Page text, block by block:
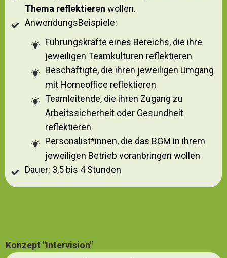
Thema reflektieren wollen.
AnwendungsBeispiele:
Führungskräfte eines Bereichs, die ihre
jeweiligen Teamkulturen reflektieren
Beschäftigte, die ihren jeweiligen Umgang
mit Homeoffice reflektieren
Teamleitende, die ihren Zugang zu
Arbeitssicherheit oder Gesundheit
reflektieren
Personalist*innen, die das BGM in ihrem
jeweiligen Betrieb voranbringen wollen
Dauer: 3,5 bis 4 Stunden
Konzept "Intervision"